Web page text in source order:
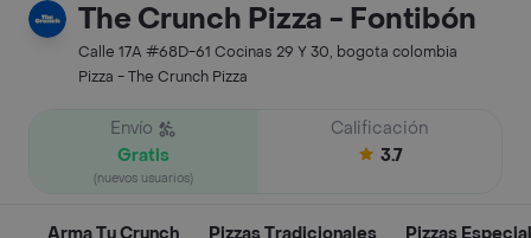
The Crunch Pizza - Fontibón
Calle 17A #68D-61 Cocinas 29 Y 30, bogota colombia
Pizza - The Crunch Pizza
Envío
Gratis
(nuevos usuarios)
Calificación
3.7